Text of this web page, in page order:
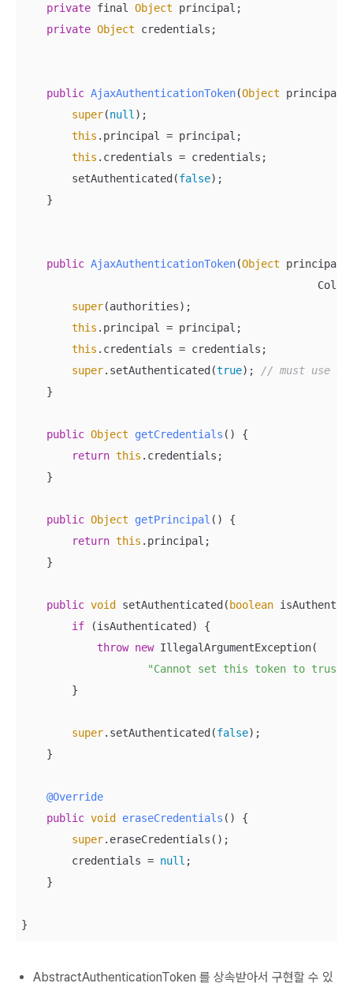
private final Object principal;
private Object credentials;
public AjaxAuthenticationToken(Object
super(null );
this .principal = principal;
this .credentials = credentials;
        setAuthenticated(
false);
    }
public AjaxAuthenticationToken(Object
super(authorities);
this .principal = principal;
this .credentials = credentials;
super.setAuthenticated(true);
// must use
    }
public Object getCredentials ( )
{
return this .credentials;
    }
public Object getPrincipal ( )
{
return this .principal;
    }
public void setAuthenticated( boolean
if (isAuthenticated) {
throw new IllegalArgumentException(
"Cannot set this token to
        }
super.setAuthenticated(false);
    }
@Override
public void eraseCredentials ( )
{
super.eraseCredentials();
        credentials =
null ;
    }
}
AbstractAuthenticationToken 를 상속받아서 구현할 수 있